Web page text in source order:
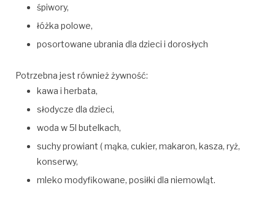
śpiwory,
łóżka polowe,
posortowane ubrania dla dzieci i dorosłych
Potrzebna jest również żywność:
kawa i herbata,
słodycze dla dzieci,
woda w 5l butelkach,
suchy prowiant ( mąka, cukier, makaron, kasza, ryż,
konserwy,
mleko modyfikowane, posiłki dla niemowląt.